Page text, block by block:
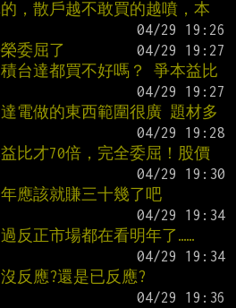
，散戶越不敢買的越噴，本
委屈了
台達都買不好嗎？ 爭本益比
電做的東西範圍很廣 題材多
比才70倍，完全委屈！股價
應該就賺三十幾了吧
反正市場都在看明年了……
反應?還是已反應?